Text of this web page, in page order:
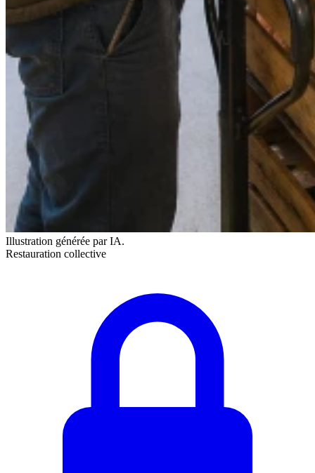
Illustration générée par IA.
Restauration collective